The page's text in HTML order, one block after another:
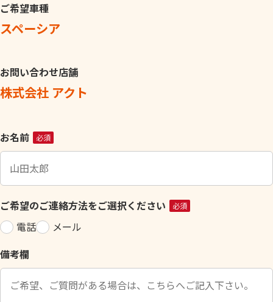
ご希望車種
スペーシア
お問い合わせ店舗
株式会社 アクト
こ
の
ィ
ー
ル
ド
空
の
お名前 必須
ご希望のご連絡方法をご選択ください 必須
電話
メール
備考欄